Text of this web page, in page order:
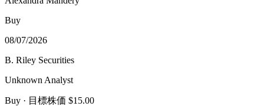
Buy
08/07/2026
B. Riley Securities
Unknown Analyst
Buy · 目標株価 $15.00